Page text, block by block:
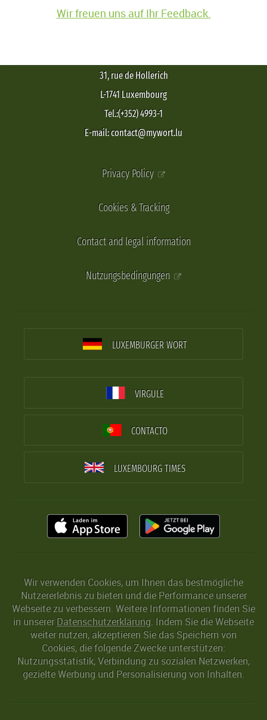
Wir freuen uns auf Ihr Feedback.
31, rue de Hollerich
L-1741 Luxembourg
Tel.:(+352) 4993-1
E-mail: contact@mywort.lu
Privacy Policy
Cookies & Tracking
Contact and legal information
Nutzungsbedingungen
LUXEMBURGER WORT
VIRGULE
CONTACTO
LUXEMBOURG TIMES
Wir verwenden Cookies, um Ihnen das bestmögliche
Nutzererlebnis zu bieten und die Performance unserer
Webseite zu verbessern. Weitere Informationen finden Sie
in unserer Datenschutzerklärung. Indem Sie die Webseite
weiter nutzen, akzeptieren Sie das Speichern von
Cookies, die folgende Zwecke unterstützen:
Nutzungsstatistik, Verbindung zu sozialen Netzwerken,
gezielte Werbung und Personalisierung von Inhalten.